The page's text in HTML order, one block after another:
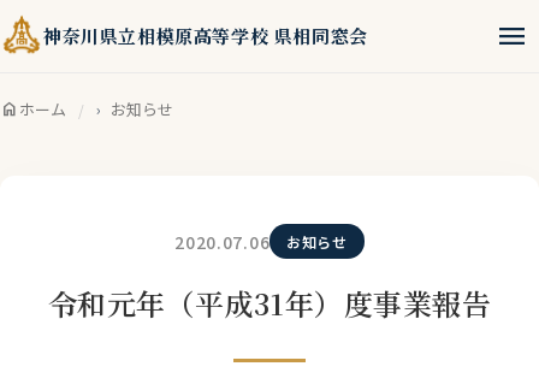
神奈川県立相模原高等学校 県相同窓会 menu
home ホーム お知らせ
2020.07.06 お知らせ
令和元年（平成31年）度事業報告